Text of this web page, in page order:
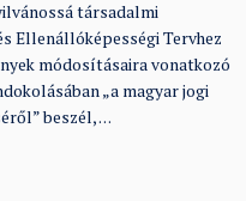
társadalmi
Ellenállóképességi Tervhez
módosításaira vonatkozó
„a magyar jogi
beszél, …